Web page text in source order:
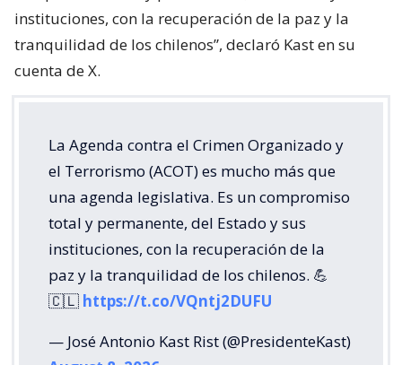
instituciones, con la recuperación de la paz y la
tranquilidad de los chilenos”, declaró Kast en su
cuenta de X.
La Agenda contra el Crimen Organizado y
el Terrorismo (ACOT) es mucho más que
una agenda legislativa. Es un compromiso
total y permanente, del Estado y sus
instituciones, con la recuperación de la
paz y la tranquilidad de los chilenos. 💪
🇨🇱 https://t.co/VQntj2DUFU
— José Antonio Kast Rist (@PresidenteKast)